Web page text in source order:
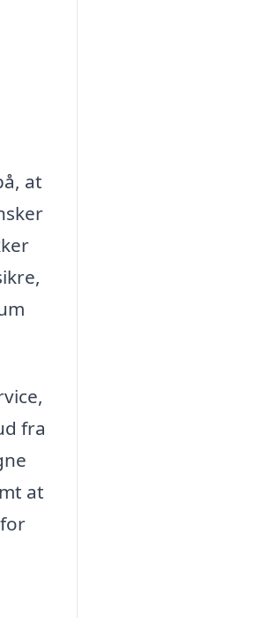
at
fra
at